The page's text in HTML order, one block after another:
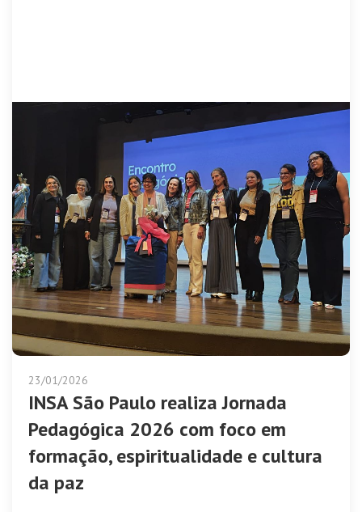
23/01/2026
INSA São Paulo realiza Jornada
Pedagógica 2026 com foco em
formação, espiritualidade e cultura
da paz